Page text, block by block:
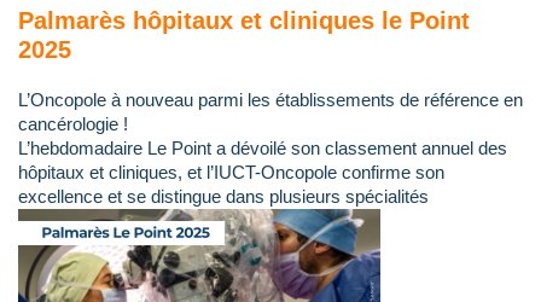
Palmarès hôpitaux et cliniques le Point
2025
L’Oncopole à nouveau parmi les établissements de référence en
cancérologie !
L’hebdomadaire Le Point a dévoilé son classement annuel des
hôpitaux et cliniques, et l’IUCT-Oncopole confirme son
excellence et se distingue dans plusieurs spécialités